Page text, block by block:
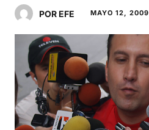
POR EFE MAYO 12, 2009